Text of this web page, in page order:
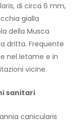
di circa 6 mm,
gialla
della Musca
dritta. Frequente
nel letame e in
vicine.
sanitari
canicularis